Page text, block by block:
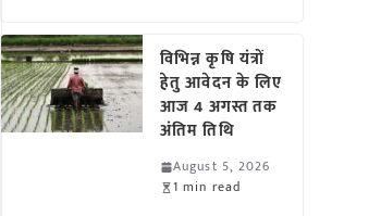
विभिन्न कृषि यंत्रों
हेतु आवेदन के लिए
आज 4 अगस्त तक
अंतिम तिथि
August 5, 2026
1 min read